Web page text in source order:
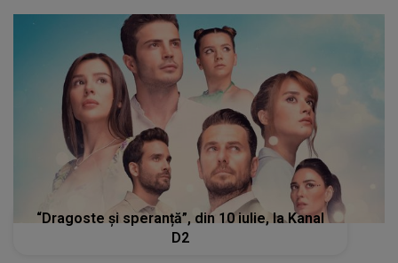
“Dragoste și speranță”, din 10 iulie, la Kanal
D2